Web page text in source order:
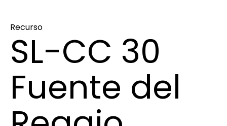
Recurso
SL-CC 30
Fuente del